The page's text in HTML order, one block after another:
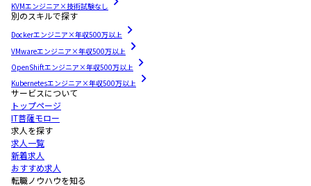
KVMエンジニア×技術試験なし
別のスキルで探す
Dockerエンジニア×年収500万以上
VMwareエンジニア×年収500万以上
OpenShiftエンジニア×年収500万以上
Kubernetesエンジニア×年収500万以上
サービスについて
トップページ
IT菩薩モロー
求人を探す
求人一覧
新着求人
おすすめ求人
転職ノウハウを知る